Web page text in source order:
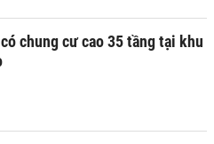
chung cư cao 35 tầng tại khu